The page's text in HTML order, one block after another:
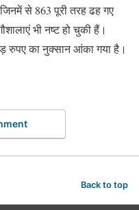
से 863 पूरी तरह ढह गए
भी नष्ट हो चुकी हैं।
रुपए का नुक्सान आंका गया है।
Back to top